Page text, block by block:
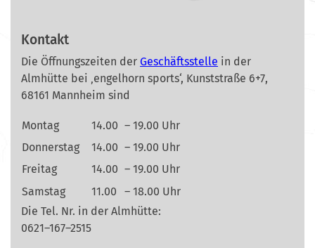
Kontakt
Die Öffnungszeiten der Geschäftsstelle in der
Almhütte bei ‚engelhorn sports‘, Kunststraße 6+7,
68161 Mannheim sind
Montag 14.00 – 19.00 Uhr
Donnerstag
14.00 – 19.00 Uhr
Freitag
14.00 – 19.00 Uhr
Samstag
11.00
– 18.00 Uhr
Die Tel. Nr. in der Almhütte:
0621–167–2515